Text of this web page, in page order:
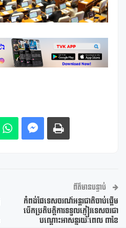
ព័ត៌មានបន្ទាប់
កំពង់ផែទេសចរណ៍អន្តរជាតិចាប់ផ្តើម
បើកប្រតិបត្តិការទទួលភ្ញៀវទេសចរជា
បណ្តោះអាសន្នរយៈពេល ៣ខែ